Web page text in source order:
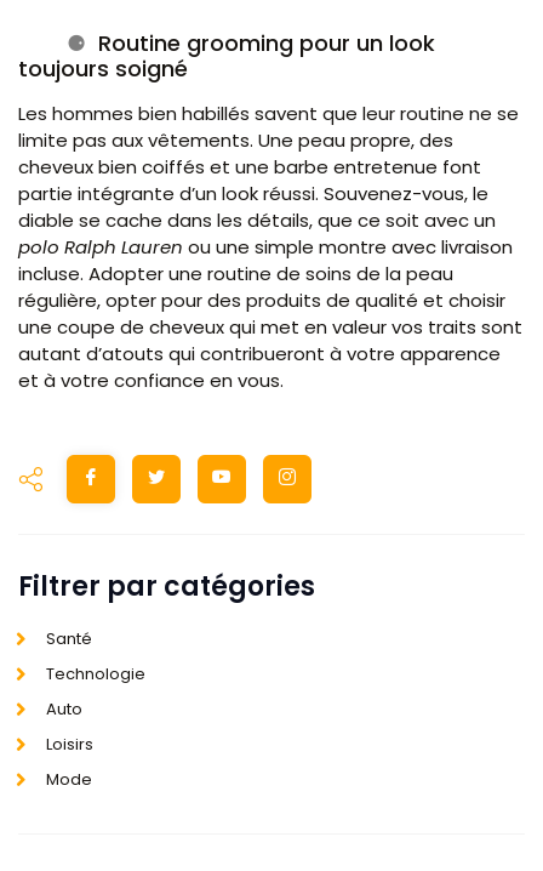
Routine grooming pour un look
toujours soigné
Les hommes bien habillés savent que leur routine ne se
limite pas aux vêtements. Une peau propre, des
cheveux bien coiffés et une barbe entretenue font
partie intégrante d’un look réussi. Souvenez-vous, le
diable se cache dans les détails, que ce soit avec un
polo Ralph Lauren ou une simple montre avec livraison
incluse. Adopter une routine de soins de la peau
régulière, opter pour des produits de qualité et choisir
une coupe de cheveux qui met en valeur vos traits sont
autant d’atouts qui contribueront à votre apparence
et à votre confiance en vous.
Filtrer par catégories
Santé
Technologie
Auto
Loisirs
Mode